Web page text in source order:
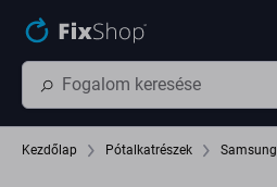
Kezdőlap Pótalkatrészek Samsung